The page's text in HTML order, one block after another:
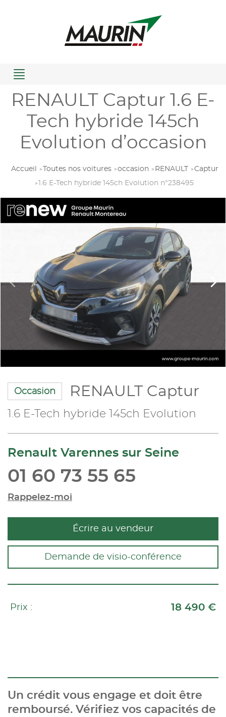
Menu
RENAULT Captur 1.6 E-
Tech hybride 145ch
Evolution d’occasion
Accueil Toutes nos voitures occasion RENAULT
Captur
1.6 E-Tech hybride 145ch Evolution n°238495
Occasion RENAULT Captur
1.6 E-Tech hybride 145ch Evolution
Renault Varennes sur Seine
01 60 73 55 65
Rappelez-moi
Écrire au vendeur
Demande de visio-conférence
Prix : 18 490 €
Un crédit vous engage et doit être
remboursé. Vérifiez vos capacités de